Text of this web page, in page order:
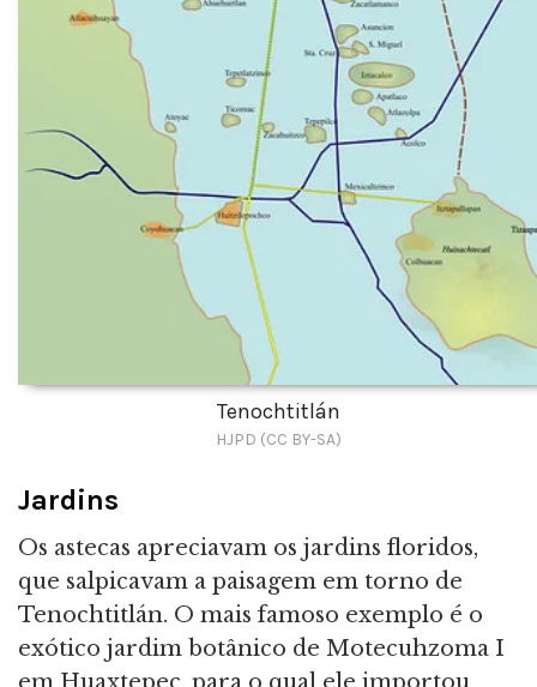
Tenochtitlán
HJPD (CC BY-SA)
Jardins
Os astecas apreciavam os jardins floridos,
que salpicavam a paisagem em torno de
Tenochtitlán. O mais famoso exemplo é o
exótico jardim botânico de Motecuhzoma I